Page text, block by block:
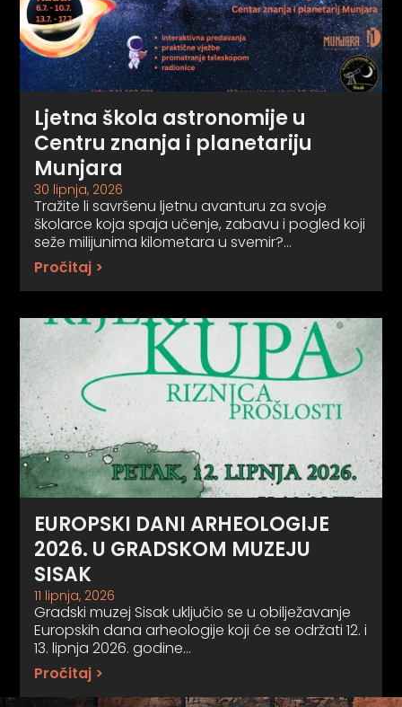
Ljetna škola astronomije u
Centru znanja i planetariju
Munjara
30 lipnja, 2026
Tražite li savršenu ljetnu avanturu za svoje
školarce koja spaja učenje, zabavu i pogled koji
seže milijunima kilometara u svemir?…
Pročitaj >
EUROPSKI DANI ARHEOLOGIJE
2026. U GRADSKOM MUZEJU
SISAK
11 lipnja, 2026
Gradski muzej Sisak uključio se u obilježavanje
Europskih dana arheologije koji će se održati 12. i
13. lipnja 2026. godine…
Pročitaj >